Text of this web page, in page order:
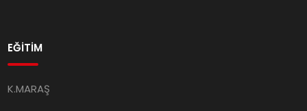
EĞİTİM
K.MARAŞ